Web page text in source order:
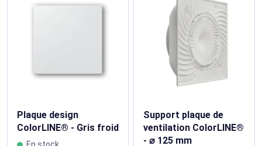
Plaque design
ColorLINE® - Gris froid
Support plaque de
ventilation ColorLINE®
- ⌀ 125 mm